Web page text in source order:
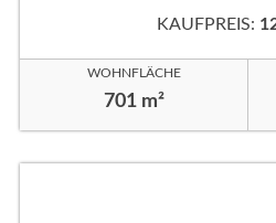
KAUFPREIS:
WOHNFLÄCHE
701 m²